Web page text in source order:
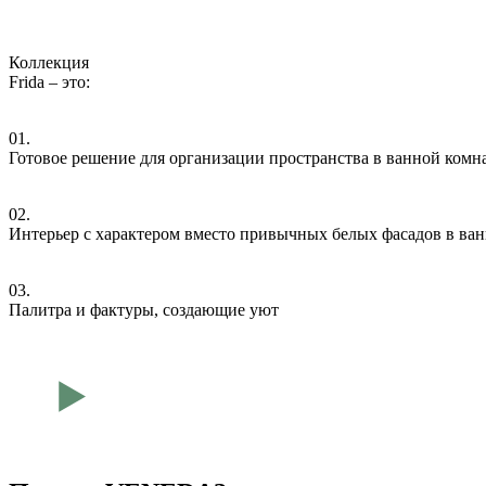
Коллекция
Frida – это:
01.
Готовое решение для организации пространства в ванной
02.
Интерьер с характером вместо привычных белых фасадов в
03.
Палитра и фактуры, создающие уют